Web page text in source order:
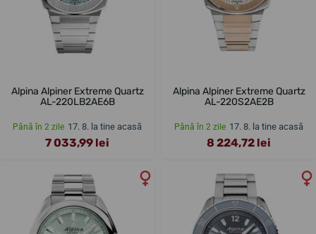
Alpina Alpiner Extreme Quartz
AL-220LB2AE6B
Până în 2 zile 17. 8. la tine acasă
7 033,99 lei
Alpina Alpiner Extreme Quartz
AL-220S2AE2B
Până în 2 zile 17. 8. la tine acasă
8 224,72 lei